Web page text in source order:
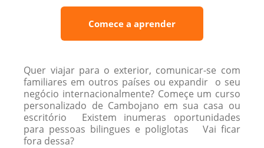
Comece a aprender
Quer viajar para o exterior, comunicar-se com
familiares em outros países ou expandir o seu
negócio internacionalmente? Começe um curso
personalizado de Cambojano em sua casa ou
escritório Existem inumeras oportunidades
para pessoas bilingues e poliglotas Vai ficar
fora dessa?